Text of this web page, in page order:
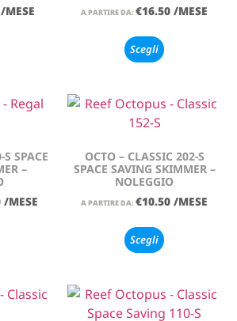
/MESE A PARTIRE DA: €16.50 /MESE
Scegli
SPACE
–
/MESE
OCTO – CLASSIC 202-S
SPACE SAVING SKIMMER –
NOLEGGIO
A PARTIRE DA: €10.50 /MESE
Scegli